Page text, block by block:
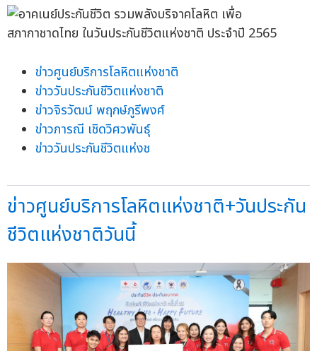
ข่าวศูนย์บริการโลหิตแห่งชาติ
ข่าววันประกันชีวิตแห่งชาติ
ข่าวจิรวัฒน์ พฤกษ์ภูรีพงศ์
ข่าวภารณี เชิดวิศวพันธุ์
ข่าววันประกันชีวิตแห่งช
ข่าวศูนย์บริการโลหิตแห่งชาติ+วันประกัน
ชีวิตแห่งชาติวันนี้